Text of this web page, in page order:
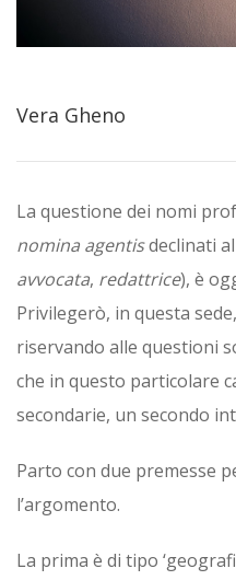
Vera Gheno
La questione dei nomi
nomina agentisdeclinati
avvocata, redattrice), è
Privilegerò, in questa
riservando alle questioni
che in questo particolare
secondarie, un secondo
Parto con due premesse
l’argomento.
La prima è di tipo